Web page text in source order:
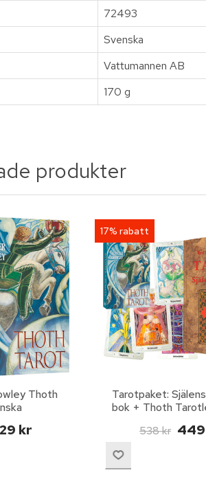
72493
Svenska
Vattumannen AB
170 g
produkter
Thoth
kr
17% rabatt
Tarotpaket:
bok + Thoth
538 kr